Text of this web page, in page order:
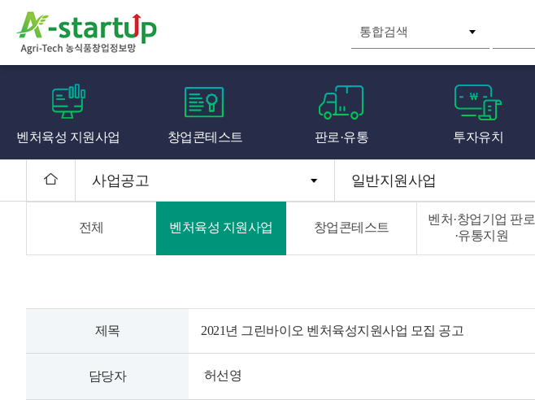
벤처육성 지원사업 창업콘테스트 판로·유통 투자유치
사업공고 일반지원사업
전체 벤처육성 지원사업 창업콘테스트
벤처·창업기업 판로
·유통지원
제목 2021년 그린바이오 벤처육성지원사업 모집 공고
담당자 허선영